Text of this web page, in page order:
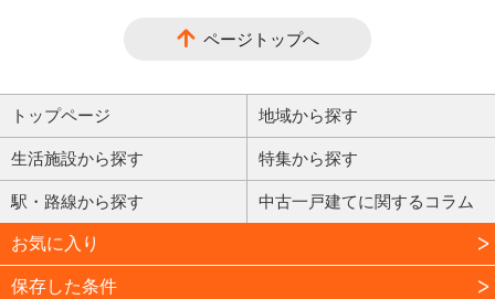
ページトップへ
トップページ 地域から探す
生活施設から探す 特集から探す
駅・路線から探す 中古一戸建てに関するコラム
お気に入り
保存した条件